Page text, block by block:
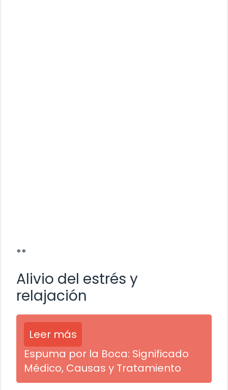
**
Alivio del estrés y
relajación
Leer más
Espuma por la Boca: Significado
Médico, Causas y Tratamiento